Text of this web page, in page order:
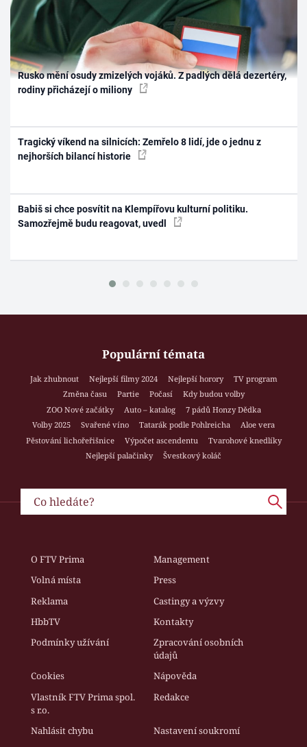
Rusko mění osudy zmizelých vojáků. Z padlých dělá dezertéry,
rodiny přicházejí o miliony
Tragický víkend na silnicích: Zemřelo 8 lidí, jde o jednu z
nejhorších bilancí historie
Babiš si chce posvítit na Klempířovu kulturní politiku.
Samozřejmě budu reagovat, uvedl
Populární témata
Jak zhubnout Nejlepší filmy 2024 Nejlepší horory
TV program
Změna času
Partie Počasí
Kdy budou volby
ZOO Nové začátky
Auto – katalog
7 pádů Honzy Dědka
Volby 2025
Svařené víno Tatarák podle Pohlreicha
Aloe vera
Pěstování lichořeřišnice
Výpočet ascendentu
Tvarohové knedlíky
Nejlepší palačinky
Švestkový koláč
O FTV Prima
Management
Volná místa
Press
Reklama
Castingy a výzvy
HbbTV
Kontakty
Podmínky užívání
Zpracování osobních
údajů
Cookies
Nápověda
Vlastník FTV Prima spol.
s r.o.
Redakce
Nahlásit chybu Nastavení soukromí